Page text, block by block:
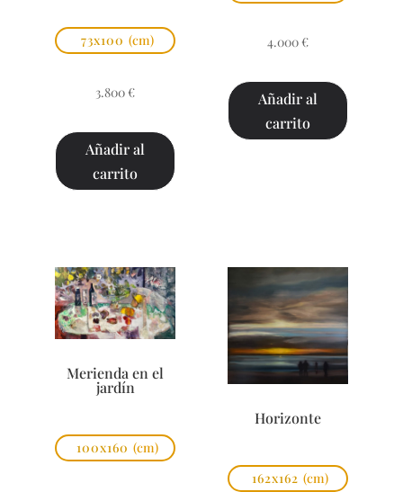
73x100 (cm)
3.800 €
Añadir al
carrito
4.000 €
Añadir al
carrito
Merienda en el
jardín
100x160 (cm)
Horizonte
162x162 (cm)